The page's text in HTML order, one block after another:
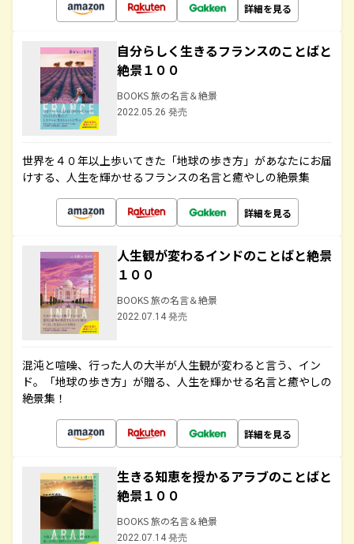
詳細を見る
自分らしく生きるフランスのことばと
絶景１００
BOOKS 旅の名言＆絶景
2022.05.26 発売
世界を４０年以上歩いてきた「地球の歩き方」があなたにお届
けする、人生を輝かせるフランスの名言と癒やしの絶景集
詳細を見る
人生観が変わるインドのことばと絶景
１００
BOOKS 旅の名言＆絶景
2022.07.14 発売
混沌と喧噪、行った人の大半が人生観が変わると言う、イン
ド。「地球の歩き方」が贈る、人生を輝かせる名言と癒やしの
絶景集！
詳細を見る
生きる知恵を授かるアラブのことばと
絶景１００
BOOKS 旅の名言＆絶景
2022.07.14 発売